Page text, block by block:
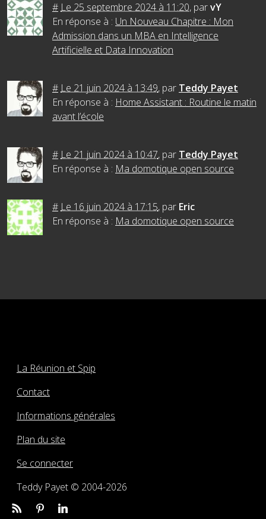
# Le 25 septembre 2024 à 11:20, parvY
En réponse à : Un Nouveau Chapitre : Mon
Admission dans un MBA en Intelligence
Artificielle et Data Innovation
# Le 21 juin 2024 à 13:49, par Teddy Payet
En réponse à : Home Assistant : Routine le matin
avant l’école
# Le 21 juin 2024 à 10:47, par Teddy Payet
En réponse à : Ma domotique open source
# Le 16 juin 2024 à 17:15, par Eric
En réponse à : Ma domotique open source
La Réunion et Spip
Contact
Informations générales
Plan du site
Se connecter
Teddy Payet © 2004-2026